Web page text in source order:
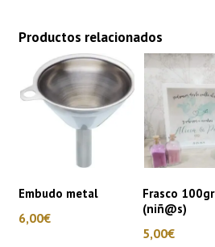
Productos relacionados
Embudo metal
6,00€
Frasco 100gr
(niñ@s)
5,00€